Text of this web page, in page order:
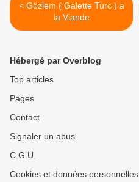
< Gözlem ( Galette Turc ) a
la Viande
Hébergé par Overblog
Top articles
Pages
Contact
Signaler un abus
C.G.U.
Cookies et données personnelles